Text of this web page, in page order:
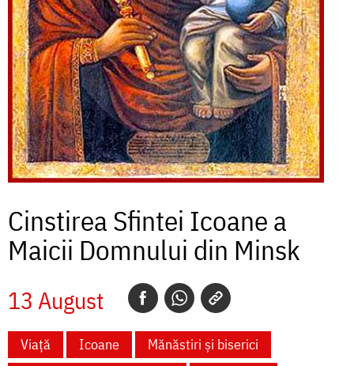
Cinstirea Sfintei Icoane a
Maicii Domnului din Minsk
13 August
Viață Icoane
Mănăstiri și biserici